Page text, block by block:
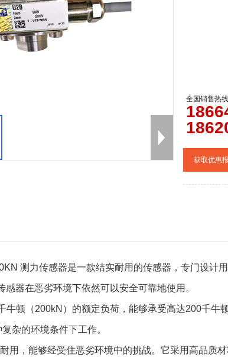
全国销售热线
获取优惠
测力传感器是一款结实耐用的传感器，专门设计
感器在恶劣环境下依然可以安全可靠地使用。
牛顿（200kN）的额定负荷，能够承受高达200千牛
杂的环境条件下工作。
用，能够经受住恶劣环境中的挑战。它采用高品质